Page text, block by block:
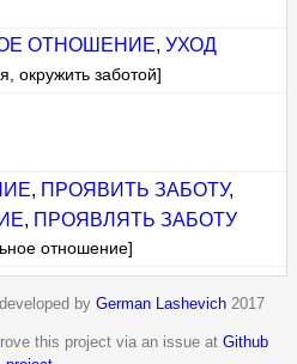
ОТНОШЕНИЕ, УХОД
окружить заботой]
, ПРОЯВИТЬ ЗАБОТУ,
, ПРОЯВЛЯТЬ ЗАБОТУ
отношение]
by German Lashevich 2017
this project via an issue at Github